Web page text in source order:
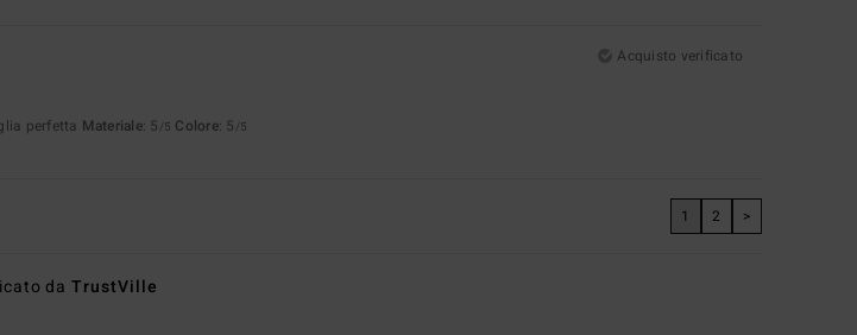
Acquisto verificato
perfetta Materiale: 5 /5 Colore: 5 /5
1 2 >
daTrustVille